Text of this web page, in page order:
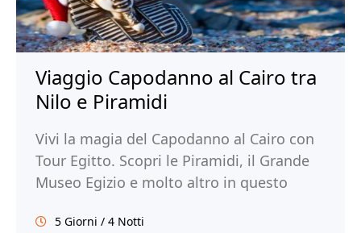
Viaggio Capodanno al Cairo tra
Nilo e Piramidi
Vivi la magia del Capodanno al Cairo con
Tour Egitto. Scopri le Piramidi, il Grande
Museo Egizio e molto altro in questo
5 Giorni / 4 Notti